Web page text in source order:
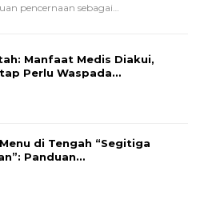
pencernaan sebagai
Manfaat Medis Diakui,
Perlu Waspada…
di Tengah “Segitiga
Panduan…